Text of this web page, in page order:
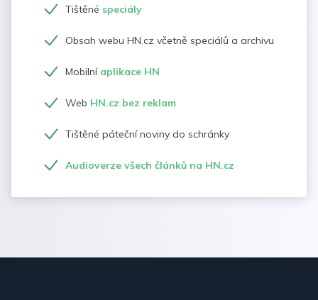
Tištěné speciály
Obsah webu HN.cz včetně speciálů a archivu
Mobilní aplikace HN
Web HN.cz bez reklam
Tištěné páteční noviny do schránky
Audioverze všech článků na HN.cz